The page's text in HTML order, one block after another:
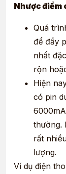
Nhược điểm
Quá
để đầy
nhất
rộn
Hiện
có pin
thường.
rất
lượng.
Ví dụ điện